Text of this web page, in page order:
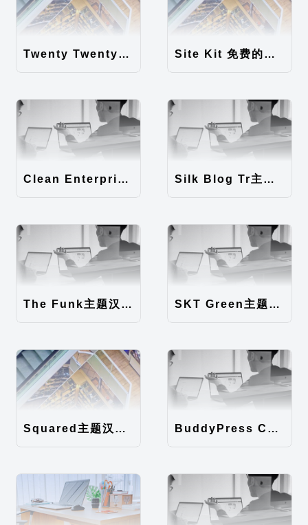
Twenty Twenty-Five 免费的WordPress内容主题 Site Kit 免费的WordPress数据统计插件
Clean Enterprise主题汉化包 Silk Blog Tr主题汉化包
The Funk主题汉化包 SKT Green主题汉化包
Squared主题汉化包 BuddyPress Colours主题汉化包